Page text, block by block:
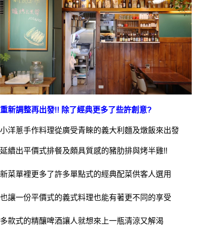
重新調整再出發!! 除了經典更多了些許創意?
小洋蔥手作料理從廣受青睞的義大利麵及燉飯來出發
延續出平價式排餐及頗具質感的豬肋排與烤半雞!!
新菜單裡更多了許多單點式的經典配菜供客人選用
也讓一份平價式的義式料理也能有著更不同的享受
多款式的精釀啤酒讓人就想來上一瓶清涼又解渴